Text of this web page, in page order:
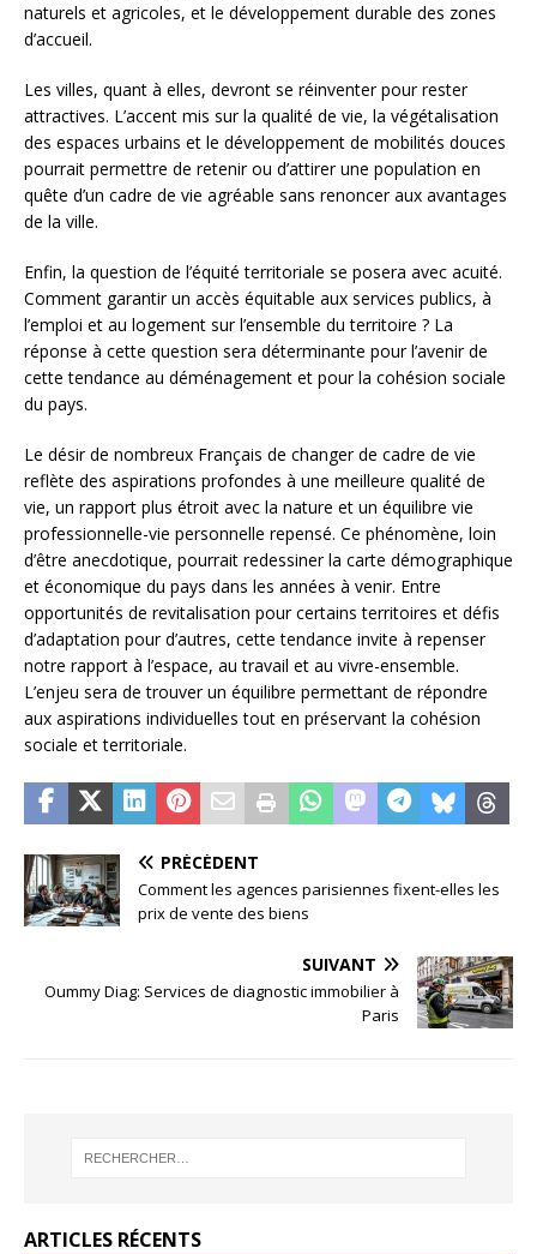
naturels et agricoles, et le développement durable des zones
d’accueil.
Les villes, quant à elles, devront se réinventer pour rester
attractives. L’accent mis sur la qualité de vie, la végétalisation
des espaces urbains et le développement de mobilités douces
pourrait permettre de retenir ou d’attirer une population en
quête d’un cadre de vie agréable sans renoncer aux avantages
de la ville.
Enfin, la question de l’équité territoriale se posera avec acuité.
Comment garantir un accès équitable aux services publics, à
l’emploi et au logement sur l’ensemble du territoire ? La
réponse à cette question sera déterminante pour l’avenir de
cette tendance au déménagement et pour la cohésion sociale
du pays.
Le désir de nombreux Français de changer de cadre de vie
reflète des aspirations profondes à une meilleure qualité de
vie, un rapport plus étroit avec la nature et un équilibre vie
professionnelle-vie personnelle repensé. Ce phénomène, loin
d’être anecdotique, pourrait redessiner la carte démographique
et économique du pays dans les années à venir. Entre
opportunités de revitalisation pour certains territoires et défis
d’adaptation pour d’autres, cette tendance invite à repenser
notre rapport à l’espace, au travail et au vivre-ensemble.
L’enjeu sera de trouver un équilibre permettant de répondre
aux aspirations individuelles tout en préservant la cohésion
sociale et territoriale.
PRÉCÉDENT
Comment les agences parisiennes fixent-elles les
prix de vente des biens
SUIVANT
Oummy Diag: Services de diagnostic immobilier à
Paris
ARTICLES RÉCENTS